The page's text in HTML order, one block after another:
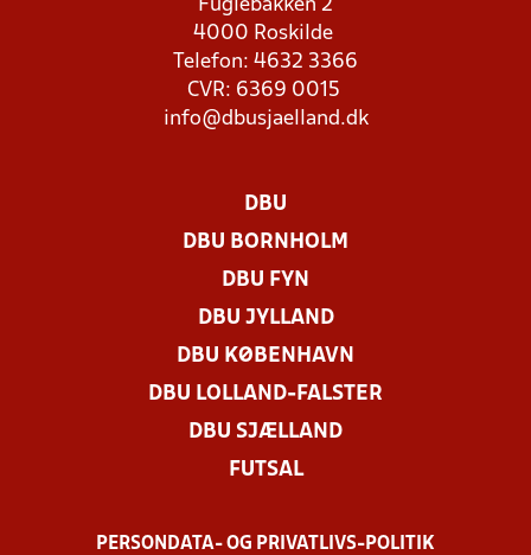
Fuglebakken 2
4000 Roskilde
Telefon: 4632 3366
CVR: 6369 0015
info@dbusjaelland.dk
DBU
DBU BORNHOLM
DBU FYN
DBU JYLLAND
DBU KØBENHAVN
DBU LOLLAND-FALSTER
DBU SJÆLLAND
FUTSAL
PERSONDATA- OG PRIVATLIVS-POLITIK